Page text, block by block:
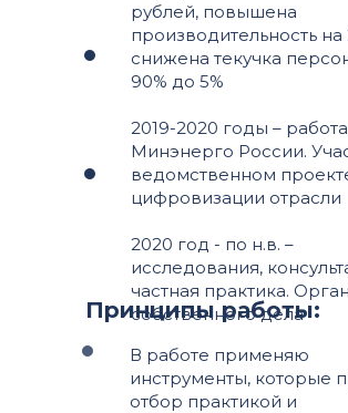
рублей, повышена
производительность на
снижена текучка
90% до 5%
2019-2020 годы –
Минэнерго России.
ведомственном
цифровизации отрасли
2020 год - по н.в. –
исследования,
частная практика.
собственного дела
Принципы работы:
В работе применяю
инструменты, которые
отбор практикой и